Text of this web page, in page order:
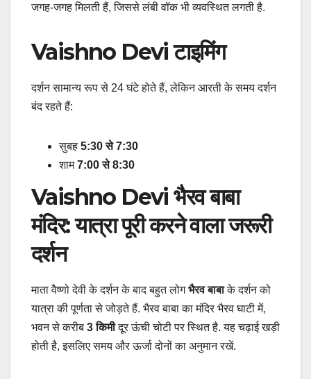
जगह-जगह मिलती हैं, जिससे लंबी वॉक भी व्यवस्थित लगती है.
Vaishno Devi टाइमिंग
दर्शन सामान्य रूप से 24 घंटे होते हैं, लेकिन आरती के समय दर्शन
बंद रहते हैं:
सुबह 5:30 से 7:30
शाम7:00 से 8:30
Vaishno Devi भैरव बाबा
मंदिर: यात्रा पूरी करने वाला जरूरी
दर्शन
माता वैष्णो देवी के दर्शन के बाद बहुत लोगभैरव बाबाके दर्शन को
यात्रा की पूर्णता से जोड़ते हैं. भैरव बाबा का मंदिर भैरव घाटी में,
भवन से करीब 3 किमीदूर ऊंची चोटी पर स्थित है. यह चढ़ाई खड़ी
होती है, इसलिए समय और ऊर्जा दोनों का अनुमान रखें.